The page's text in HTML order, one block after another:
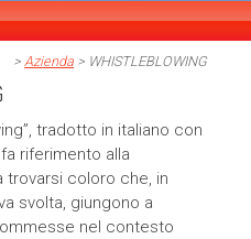
> Azienda > WHISTLEBLOWING
tradotto in italiano con
riferimento alla
trovarsi coloro che, in
svolta, giungono a
nel contesto